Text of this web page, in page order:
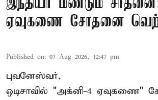
இந்தியா மீண்டும்
ஏவுகணை சோதனை
Published on: 07 Aug 2026, 12:47 pm
புவனேஸ்வர்,
ஒடிசாவில் "அக்னி-4 ஏவுகணை"